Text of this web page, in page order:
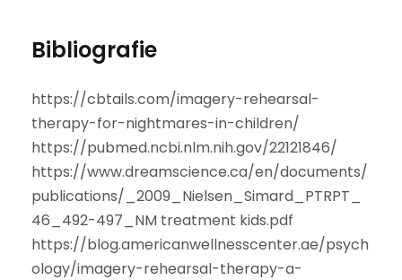
Bibliografie
https://cbtails.com/imagery-rehearsal-
therapy-for-nightmares-in-children/
https://pubmed.ncbi.nlm.nih.gov/22121846/
https://www.dreamscience.ca/en/documents/
publications/_2009_Nielsen_Simard_PTRPT_
46_492-497_NM treatment kids.pdf
https://blog.americanwellnesscenter.ae/psych
ology/imagery-rehearsal-therapy-a-